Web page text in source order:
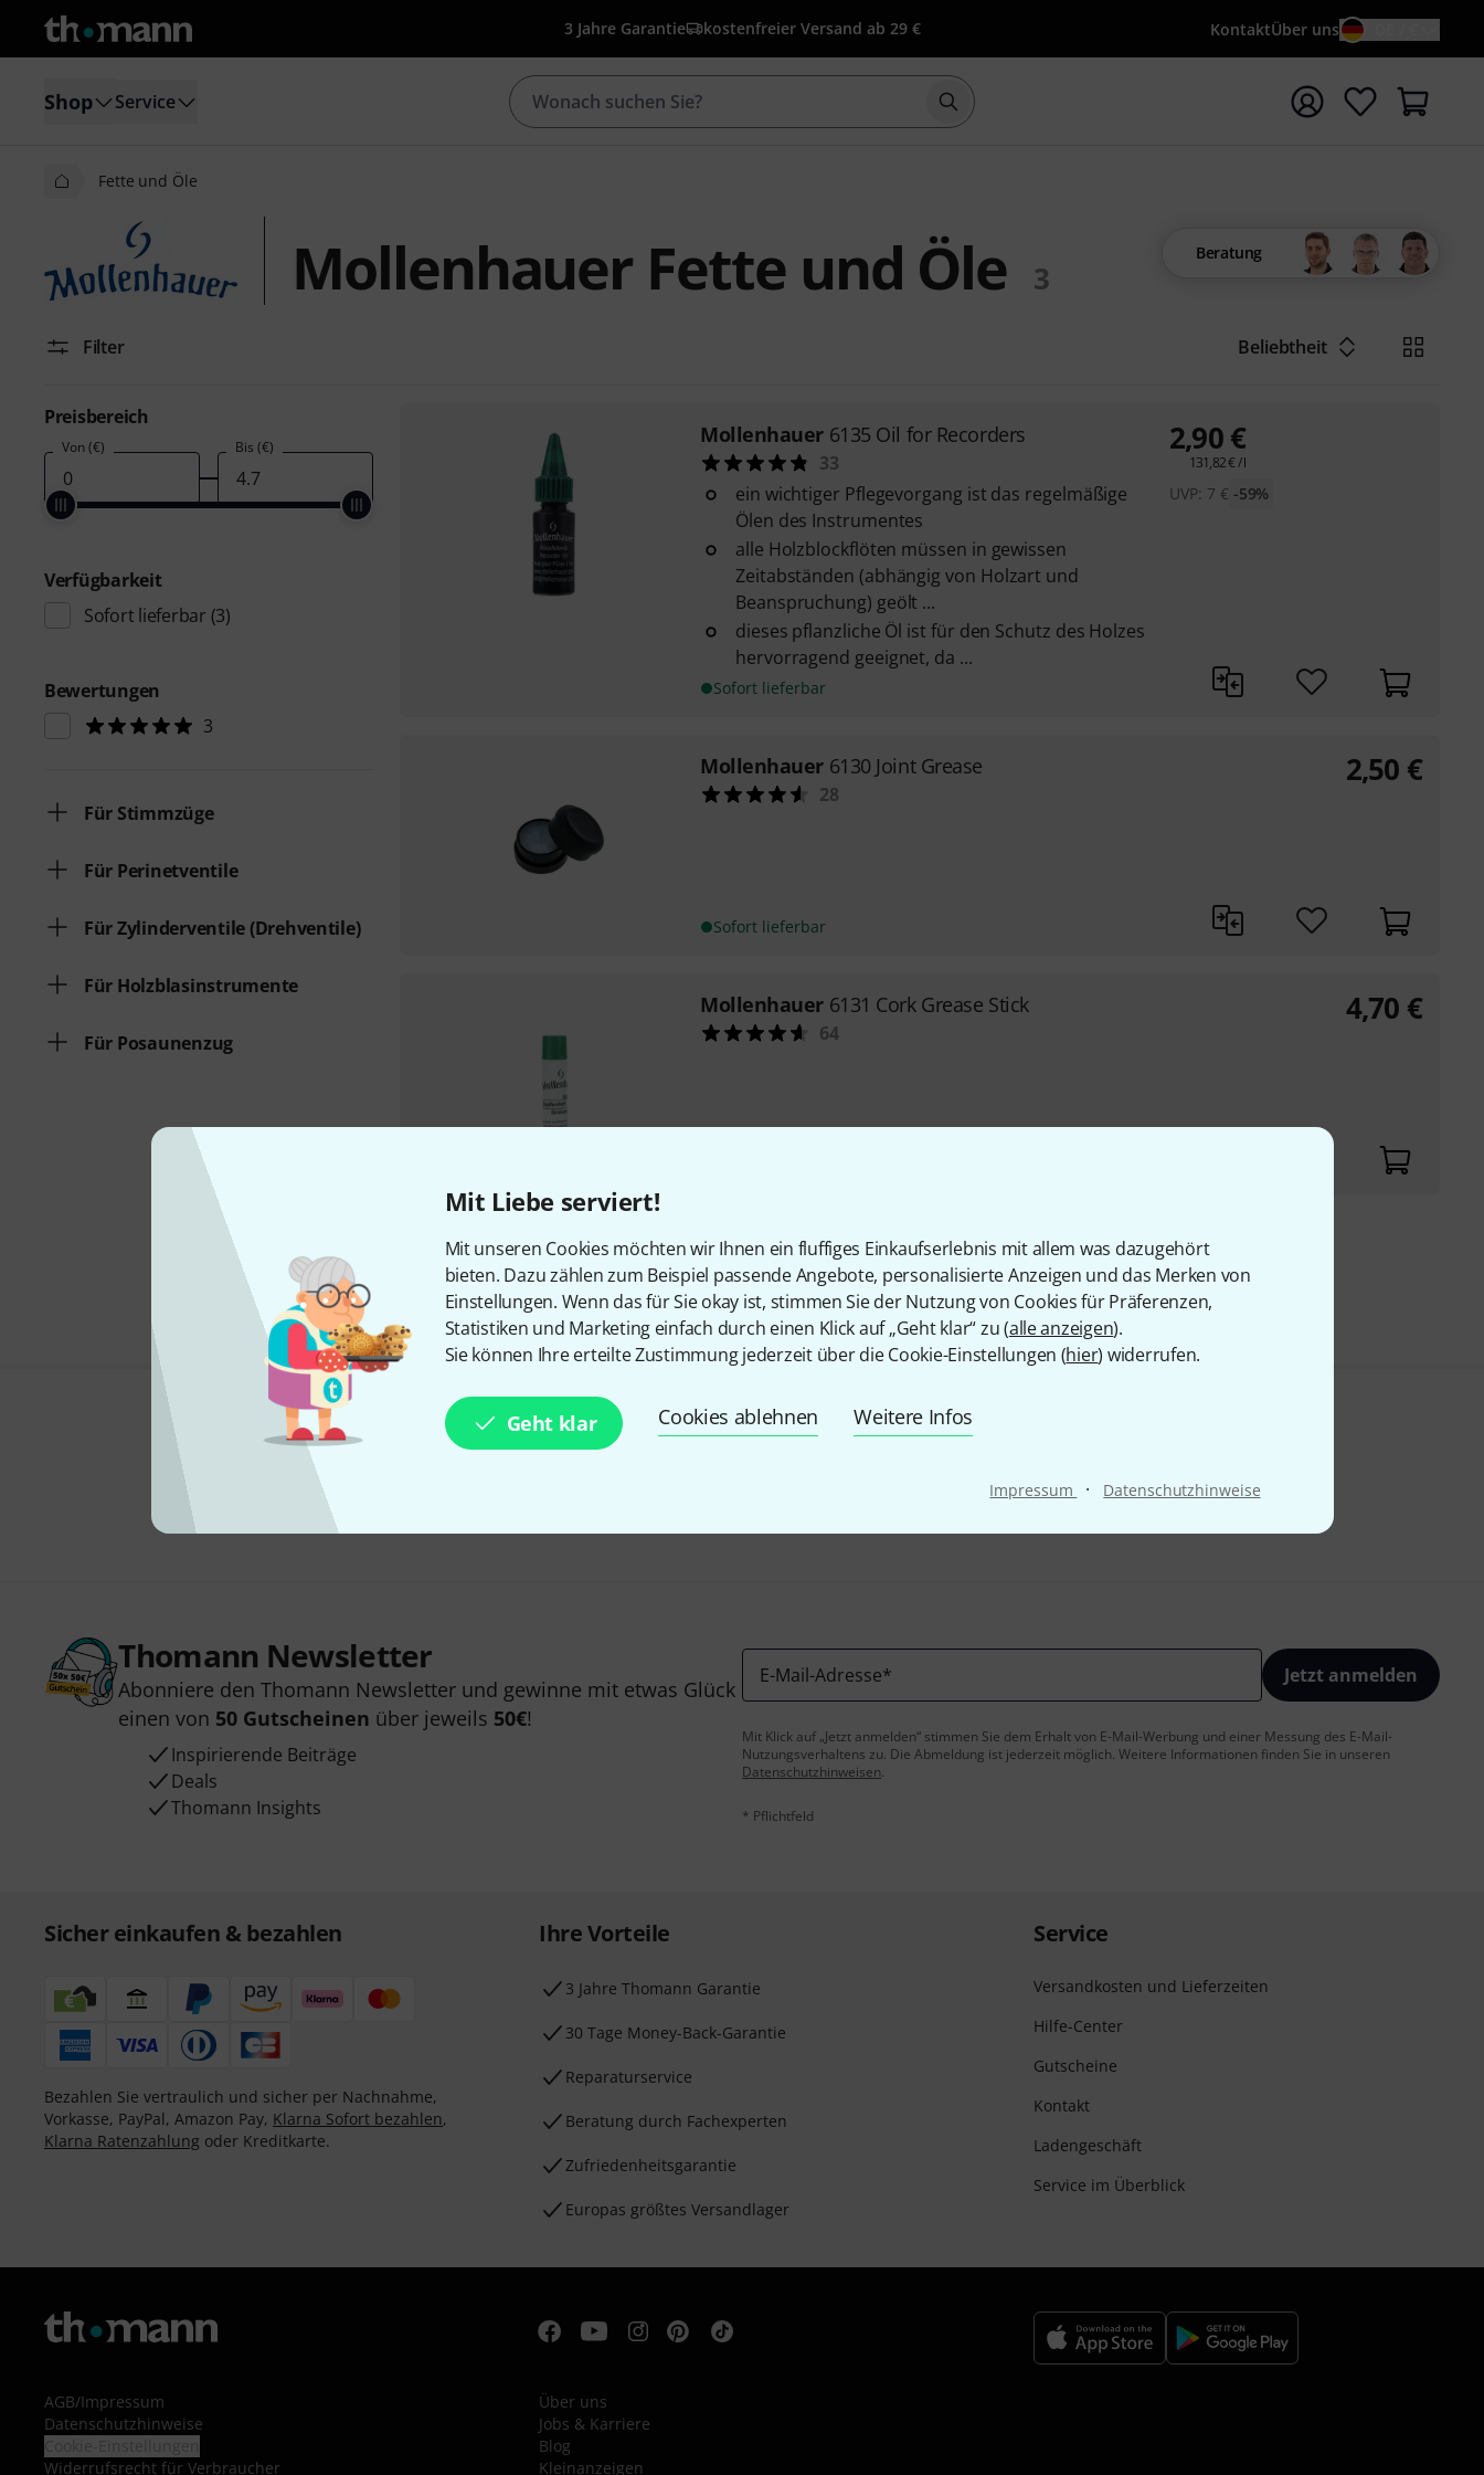
Mit Liebe serviert!
Mit unseren Cookies möchten wir Ihnen ein fluffiges Einkaufserlebnis mit allem was dazugehört
bieten. Dazu zählen zum Beispiel passende Angebote, personalisierte Anzeigen und das Merken von
Einstellungen. Wenn das für Sie okay ist, stimmen Sie der Nutzung von Cookies für Präferenzen,
Statistiken und Marketing einfach durch einen Klick auf „Geht klar“ zu (alle anzeigen).
Sie können Ihre erteilte Zustimmung jederzeit über die Cookie-Einstellungen (hier) widerrufen.
Geht klar Cookies ablehnen Weitere Infos
Impressum · Datenschutzhinweise
3 Jahre Garantie kostenfreier Versand ab 29 € KontaktÜber uns
Shop Service Suche mit Suchwort {searchTerm} starten
Fette und Öle
Mollenhauer Fette und Öle 3
Beratung
Filter Beliebtheit
Preisbereich
Von (€) Bis (€)
Verfügbarkeit
Sofort lieferbar (3)
Bewertungen
3
Für Stimmzüge
Für Perinetventile
Für Zylinderventile (Drehventile)
Für Holzblasinstrumente
Für Posaunenzug
Mollenhauer 6135 Oil for Recorders
33
ein wichtiger Pflegevorgang ist das regelmäßige
Ölen des Instrumentes
alle Holzblockflöten müssen in gewissen
Zeitabständen (abhängig von Holzart und
Beanspruchung) geölt ...
dieses pflanzliche Öl ist für den Schutz des Holzes
hervorragend geeignet, da ...
Sofort lieferbar
2,90€
131,82€/ l
UVP: 7 € -59%
Mollenhauer 6130 Joint Grease
28
Sofort lieferbar
2,50 €
Mollenhauer 6131 Cork Grease Stick
64
4,70 €
Kostenloser Versand ab 29 €
Alle Preise inkl. MwSt.
Gefällt Ihnen, was Sie sehen?
Thomann Newsletter
Abonniere den Thomann Newsletter und gewinne mit etwas Glück
einen von 50 Gutscheinen über jeweils 50€!
Inspirierende Beiträge
Deals
Thomann Insights
E-Mail-Adresse* Jetzt anmelden
Mit Klick auf „Jetzt anmelden“ stimmen Sie dem Erhalt von E-Mail-Werbung und einer Messung des E-Mail-
Nutzungsverhaltens zu. Die Abmeldung ist jederzeit möglich. Weitere Informationen finden Sie in unseren
Datenschutzhinweisen.
* Pflichtfeld
Sicher einkaufen & bezahlen
Bezahlen Sie vertraulich und sicher per Nachnahme,
Vorkasse, PayPal, Amazon Pay, Klarna Sofort bezahlen,
Klarna Ratenzahlung oder Kreditkarte.
Ihre Vorteile
3 Jahre Thomann Garantie
30 Tage Money-Back-Garantie
Reparaturservice
Beratung durch Fachexperten
Zufriedenheitsgarantie
Europas größtes Versandlager
Service
Versandkosten und Lieferzeiten
Hilfe-Center
Gutscheine
Kontakt
Ladengeschäft
Service im Überblick
AGB/Impressum
Datenschutzhinweise
Widerrufsrecht für Verbraucher
Über uns
Jobs & Karriere
Blog
Kleinanzeigen